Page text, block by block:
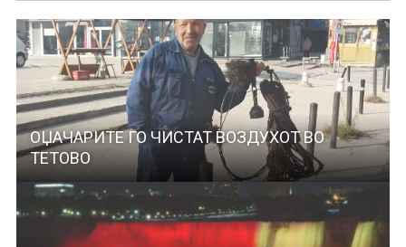
ОЏАЧАРИТЕ ГО ЧИСТАТ ВОЗДУХОТ ВО
ТЕТОВО